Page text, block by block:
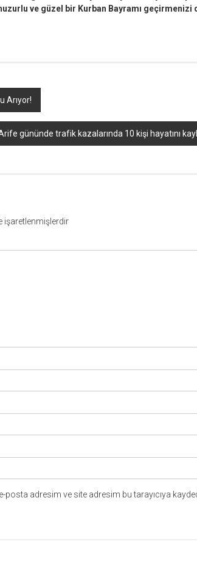
ve güzel bir Kurban Bayramı geçirmenizi
Arıyor!
gününde trafik kazalarında 10 kişi hayatını
işaretlenmişlerdir
posta adresim ve site adresim bu tarayıcıya